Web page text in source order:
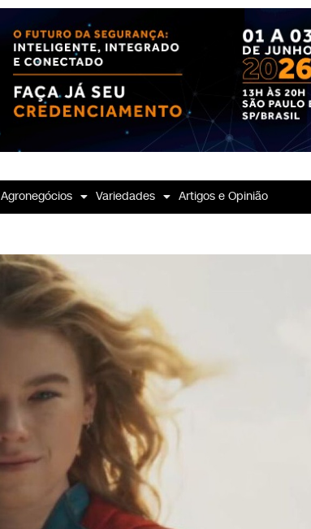
Agronegócios Variedades Artigos e Opinião